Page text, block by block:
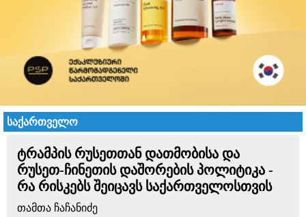
საქართველო
ტრამპის რუსეთთან დათმობისა და
რუსეთ-ჩინეთის დაშორების პოლიტიკა -
რა რისკებს შეიცავს საქართველოსთვის
თამთა ჩაჩანიძე